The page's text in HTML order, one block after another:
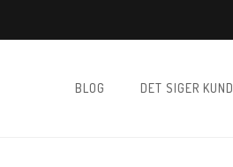
BLOG DET SIGER